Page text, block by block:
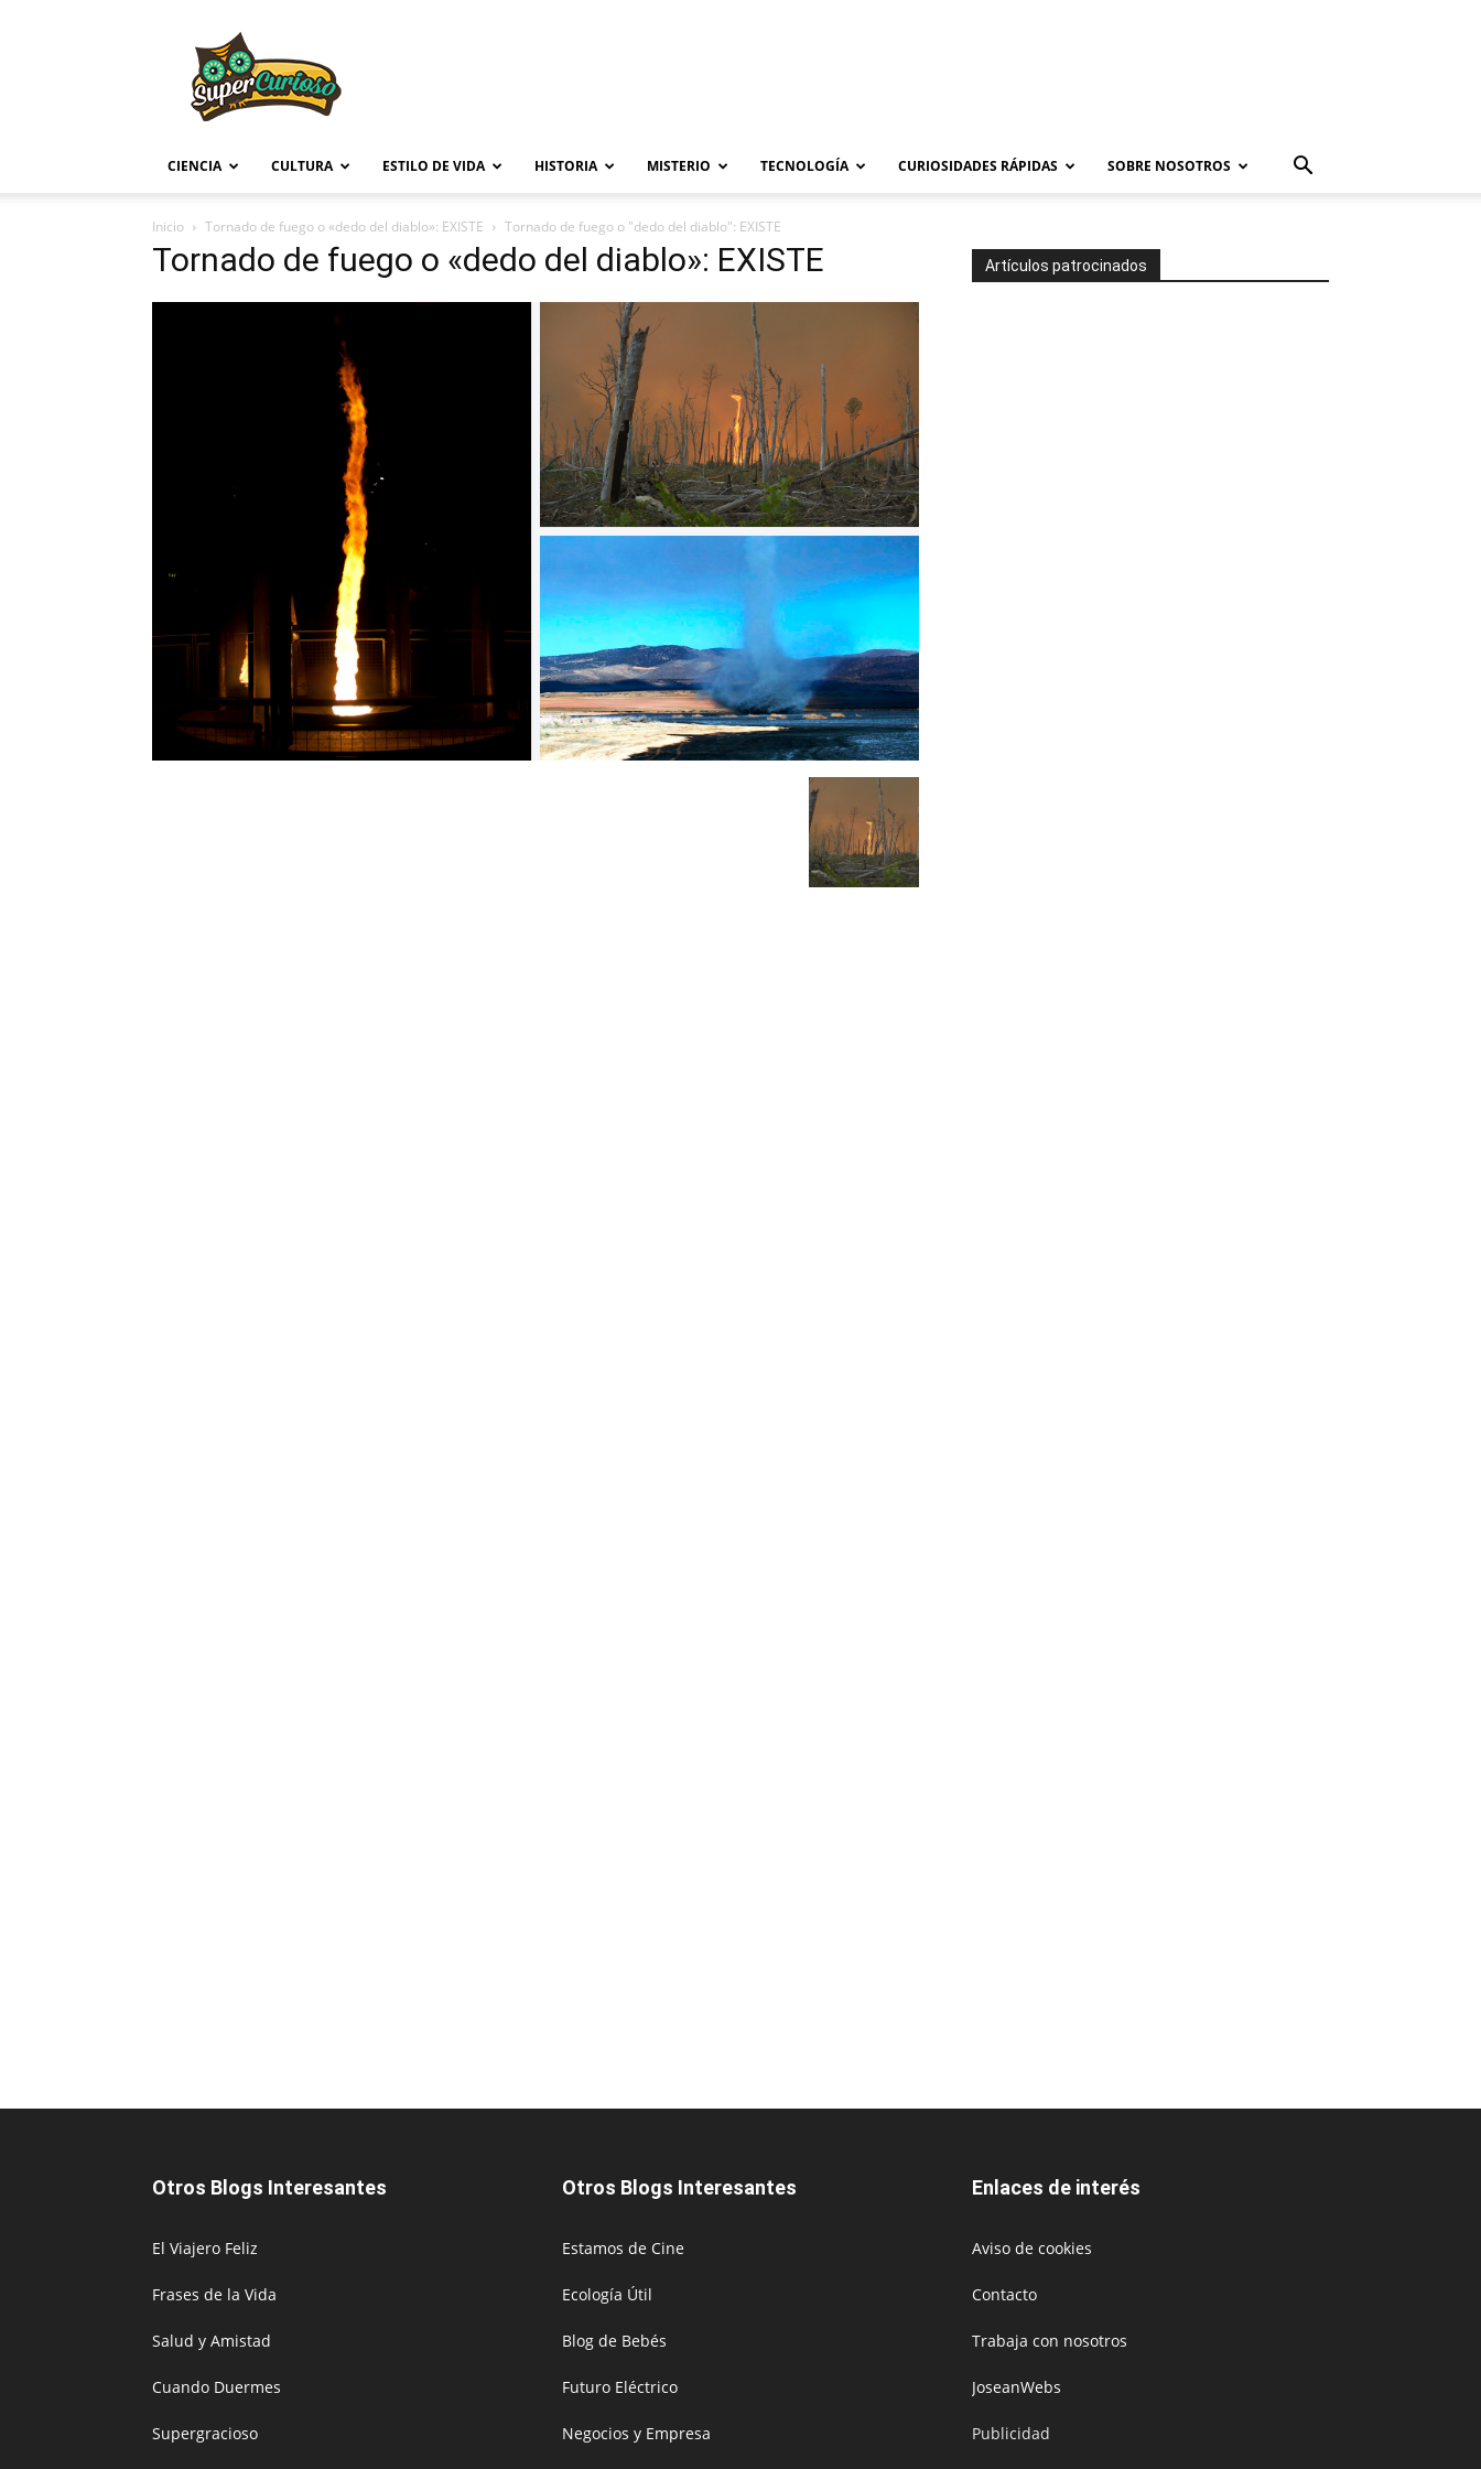
CIENCIA CULTURA ESTILO DE VIDA HISTORIA MISTERIO TECNOLOGÍA CURIOSIDADES RÁPIDAS SOBRE NOSOTROS
Inicio Tornado de fuego o «dedo del diablo»: EXISTE Tornado de fuego o "dedo del diablo": EXISTE
Tornado de fuego o «dedo del diablo»: EXISTE Artículos patrocinados
Otros Blogs Interesantes
El Viajero Feliz
Frases de la Vida
Salud y Amistad
Cuando Duermes
Supergracioso
Otros Blogs Interesantes
Estamos de Cine
Ecología Útil
Blog de Bebés
Futuro Eléctrico
Negocios y Empresa
Enlaces de interés
Aviso de cookies
Contacto
Trabaja con nosotros
JoseanWebs
Publicidad